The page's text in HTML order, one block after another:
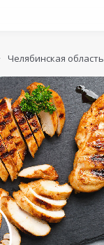
Челябинская область